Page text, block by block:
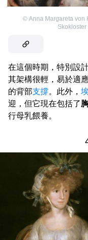
© Anna Margareta von
在這個時期，特別設
其架構很輕，易於適
的背部支撐。此外，
迎，但它現在包括了
行母乳餵養。